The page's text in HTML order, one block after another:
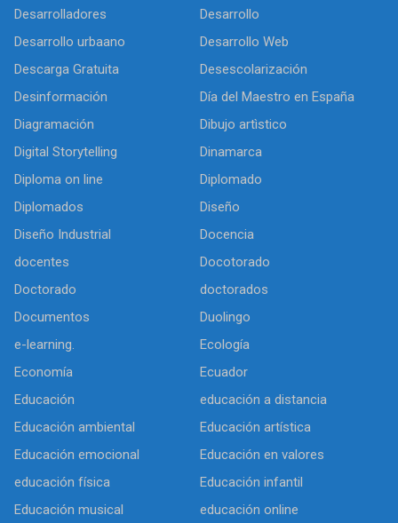
Desarrolladores
Desarrollo
Desarrollo urbaano
Desarrollo Web
Descarga Gratuita
Desescolarización
Desinformación
Día del Maestro en España
Diagramación
Dibujo artìstico
Digital Storytelling
Dinamarca
Diploma on line
Diplomado
Diplomados
Diseño
Diseño Industrial
Docencia
docentes
Docotorado
Doctorado
doctorados
Documentos
Duolingo
e-learning.
Ecología
Economía
Ecuador
Educación
educación a distancia
Educación ambiental
Educación artística
Educación emocional
Educación en valores
educación física
Educación infantil
Educación musical
educación online